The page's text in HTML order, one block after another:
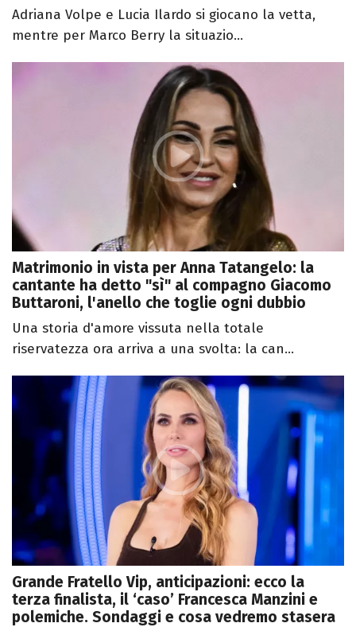
Adriana Volpe e Lucia Ilardo si giocano la vetta,
mentre per Marco Berry la situazio...
Matrimonio in vista per Anna Tatangelo: la
cantante ha detto "sì" al compagno Giacomo
Buttaroni, l'anello che toglie ogni dubbio
Una storia d'amore vissuta nella totale
riservatezza ora arriva a una svolta: la can...
Grande Fratello Vip, anticipazioni: ecco la
terza finalista, il ‘caso’ Francesca Manzini e
polemiche. Sondaggi e cosa vedremo stasera